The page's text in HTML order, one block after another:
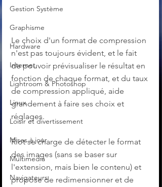
Gestion Système
Graphisme
Hardware
Internet
Lightroom & Photoshop
Linux
Loisir et divertissement
Mises à jour
Multimedia
Navigateurs
Le choix d'un format de compression
n'est pas toujours évident, et le fait
de pouvoir prévisualiser le résultat en
fonction de chaque format, et du taux
de compression appliqué, aide
grandement à faire ses choix et
réglages.
Riot se charge de détecter le format
des images (sans se baser sur
l'extension, mais bien le contenu) et
propose de redimensionner et de